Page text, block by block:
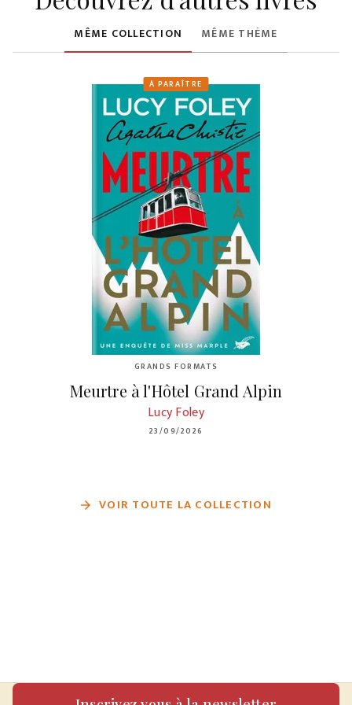
MÊME COLLECTION MÊME THÈME
À PARAÎTRE
GRANDS FORMATS
Meurtre à l'Hôtel Grand Alpin
Lucy Foley
23/09/2026
arrow_forward VOIR TOUTE LA COLLECTION